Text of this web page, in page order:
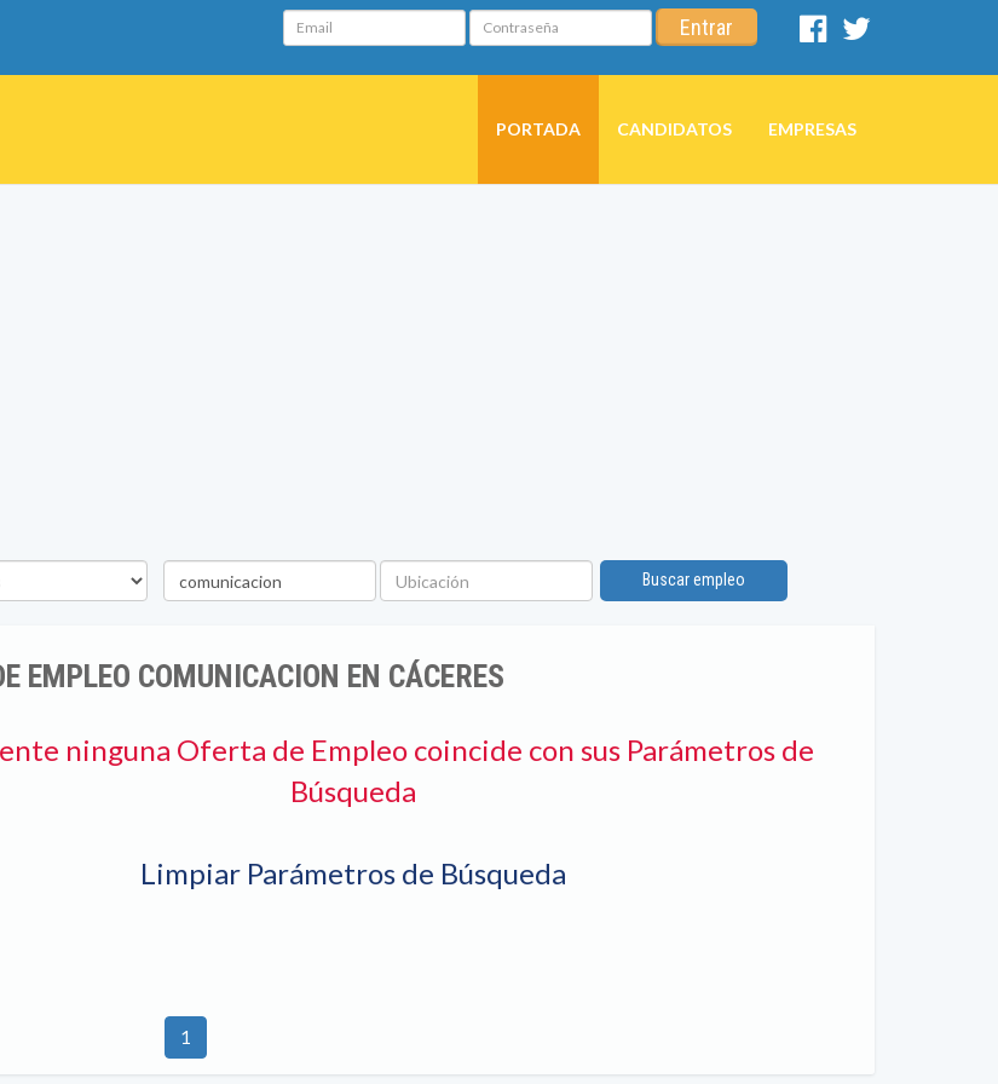
Email Contraseña Entrar
Facebook
PORTADA CANDIDATOS EMPRESAS
Palabra
clave
Ubicación
Buscar empleo
EMPLEO COMUNICACION EN CÁCERES
ninguna Oferta de Empleo coincide con sus Parámetros de
Búsqueda
Limpiar Parámetros de Búsqueda
1